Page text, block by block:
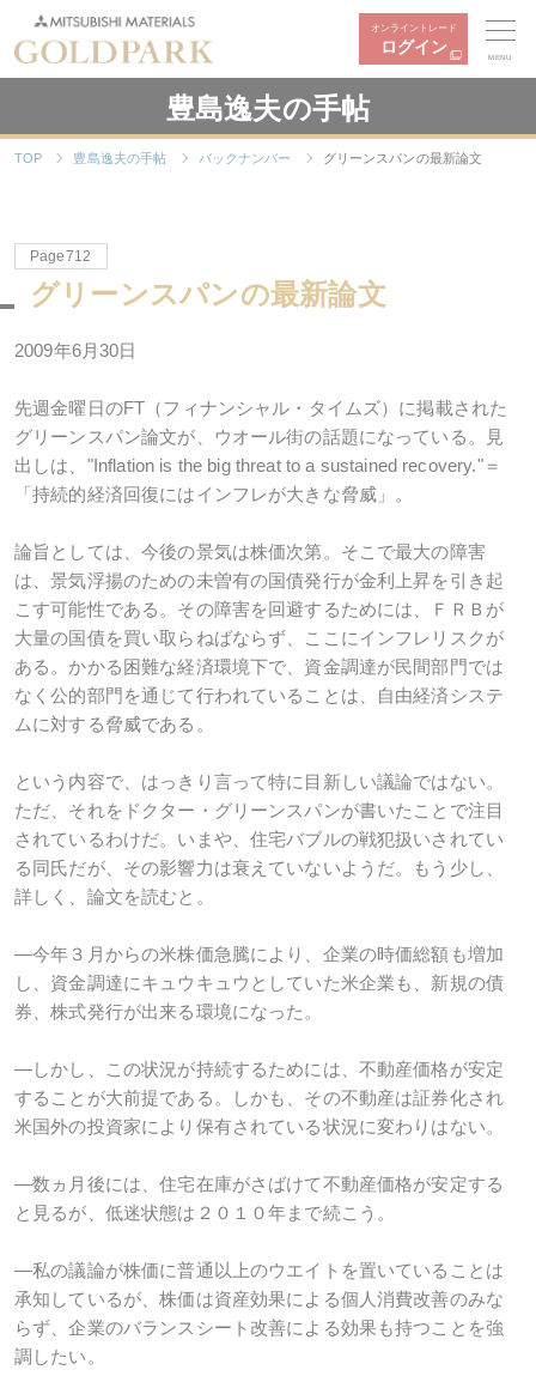
オンライントレード
ログイン
MENU
豊島逸夫の手帖
TOP 豊島逸夫の手帖 バックナンバー グリーンスパンの最新論文
Page712
グリーンスパンの最新論文
2009年6月30日
先週金曜日のFT（フィナンシャル・タイムズ）に掲載された
グリーンスパン論文が、ウオール街の話題になっている。見
出しは、"Inflation is the big threat to a sustained recovery."＝
「持続的経済回復にはインフレが大きな脅威」。
論旨としては、今後の景気は株価次第。そこで最大の障害
は、景気浮揚のための未曽有の国債発行が金利上昇を引き起
こす可能性である。その障害を回避するためには、ＦＲＢが
大量の国債を買い取らねばならず、ここにインフレリスクが
ある。かかる困難な経済環境下で、資金調達が民間部門では
なく公的部門を通じて行われていることは、自由経済システ
ムに対する脅威である。
という内容で、はっきり言って特に目新しい議論ではない。
ただ、それをドクター・グリーンスパンが書いたことで注目
されているわけだ。いまや、住宅バブルの戦犯扱いされてい
る同氏だが、その影響力は衰えていないようだ。もう少し、
詳しく、論文を読むと。
―今年３月からの米株価急騰により、企業の時価総額も増加
し、資金調達にキュウキュウとしていた米企業も、新規の債
券、株式発行が出来る環境になった。
―しかし、この状況が持続するためには、不動産価格が安定
することが大前提である。しかも、その不動産は証券化され
米国外の投資家により保有されている状況に変わりはない。
―数ヵ月後には、住宅在庫がさばけて不動産価格が安定する
と見るが、低迷状態は２０１０年まで続こう。
―私の議論が株価に普通以上のウエイトを置いていることは
承知しているが、株価は資産効果による個人消費改善のみな
らず、企業のバランスシート改善による効果も持つことを強
調したい。